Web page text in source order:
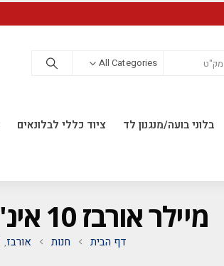
All Categories
בלוני בועה/מנגנון לד ציוד כללי לבלונאים
מיילר אורבז 10 אינ"ץ *לאוויר בלבד* *מגיע בחבילה 20 יח'*
דף הבית חנות אורבז,